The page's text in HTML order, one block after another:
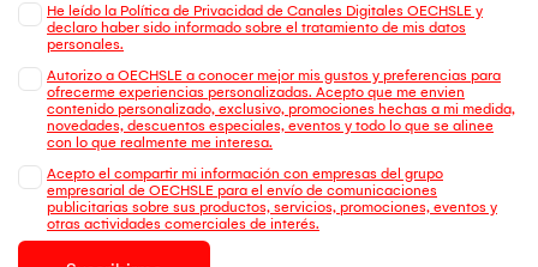
He leído la Política de Privacidad de Canales Digitales OECHSLE y
declaro haber sido informado sobre el tratamiento de mis datos
personales.
Autorizo a OECHSLE a conocer mejor mis gustos y preferencias para
ofrecerme experiencias personalizadas. Acepto que me envien
contenido personalizado, exclusivo, promociones hechas a mi medida,
novedades, descuentos especiales, eventos y todo lo que se alinee
con lo que realmente me interesa.
Acepto el compartir mi información con empresas del grupo
empresarial de OECHSLE para el envío de comunicaciones
publicitarias sobre sus productos, servicios, promociones, eventos y
otras actividades comerciales de interés.